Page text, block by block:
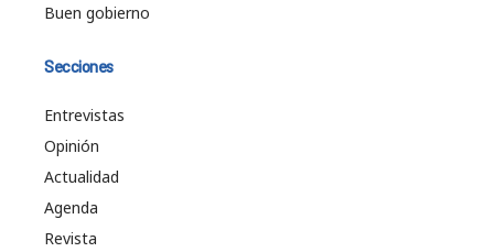
Buen gobierno
Secciones
Entrevistas
Opinión
Actualidad
Agenda
Revista